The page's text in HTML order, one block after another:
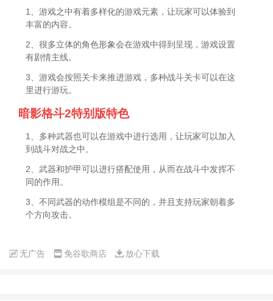
1、游戏之中有着多样化的游戏元素，让玩家可以体验到
丰富的内容。
2、很多立体的角色形象会在游戏中得到呈现，游戏设置
有剧情主线。
3、游戏会按照关卡来推进游戏，多种战斗关卡可以在这
里进行游玩。
暗影格斗2特别版特色
1、多种武器也可以在游戏中进行选用，让玩家可以加入
到战斗对战之中。
2、武器和护甲可以进行搭配使用，从而在战斗中发挥不
同的作用。
3、不同武器的动作模组是不同的，并且支持玩家朝着多
个方向攻击。
无广告 免谷歌商店 放心下载